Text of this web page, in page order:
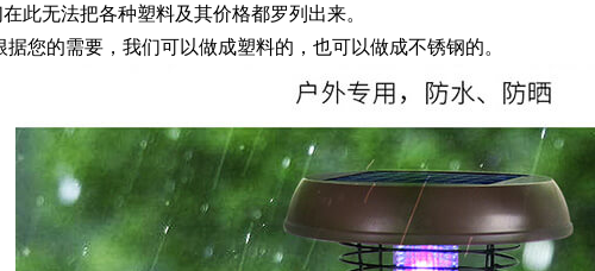
此无法把各种塑料及其价格都罗列出来。
您的需要，我们可以做成塑料的，也可以做成不锈钢的。